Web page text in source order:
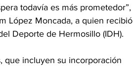
todavía es más prometedor”,
López Moncada, a quien recibió
Deporte de Hermosillo (IDH).
que incluyen su incorporación